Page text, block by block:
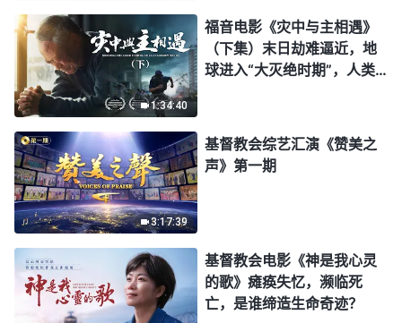
1:34:40
福音电影《灾中与主相遇》
（下集）末日劫难逼近，地
球进入“大灭绝时期”，人类
3:17:39
基督教会综艺汇演《赞美之
声》第一期
基督教会电影《神是我心灵
的歌》瘫痪失忆，濒临死
亡，是谁缔造生命奇迹？